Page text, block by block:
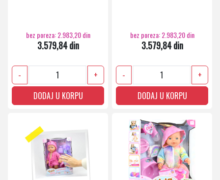
bez poreza: 2.983,20 din
3.579,84 din
-
+
DODAJ U KORPU
bez poreza: 2.983,20 din
3.579,84 din
-
+
DODAJ U KORPU